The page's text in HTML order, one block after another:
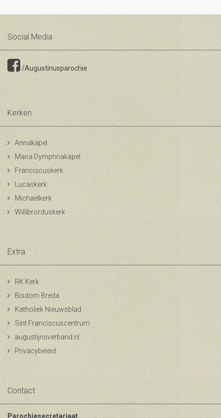
Social Media
/Augustinusparochie
Kerken
Annakapel
Maria Dymphnakapel
Franciscuskerk
Lucaskerk
Michaelkerk
Willibrorduskerk
Extra
RK Kerk
Bisdom Breda
Katholiek Nieuwsblad
Sint Franciscuscentrum
augustijnsverband.nl
Privacybeleid
Contact
Parochiesecretariaat